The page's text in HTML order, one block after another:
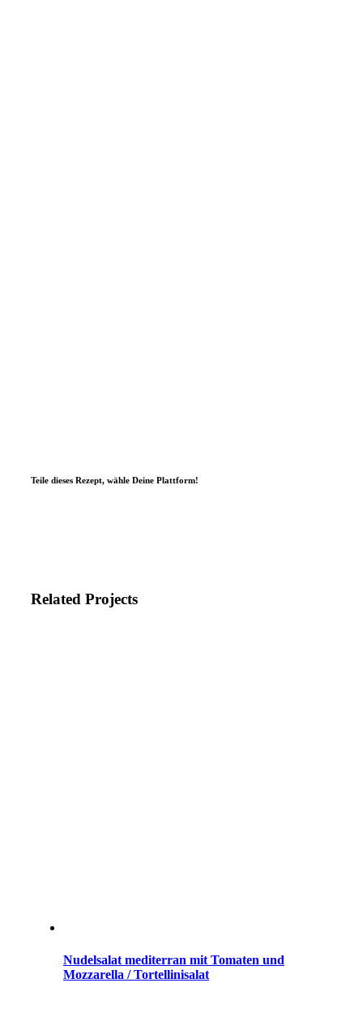
Teile dieses Rezept, wähle Deine Plattform!
Related Projects
Nudelsalat mediterran mit Tomaten und
Mozzarella / Tortellinisalat